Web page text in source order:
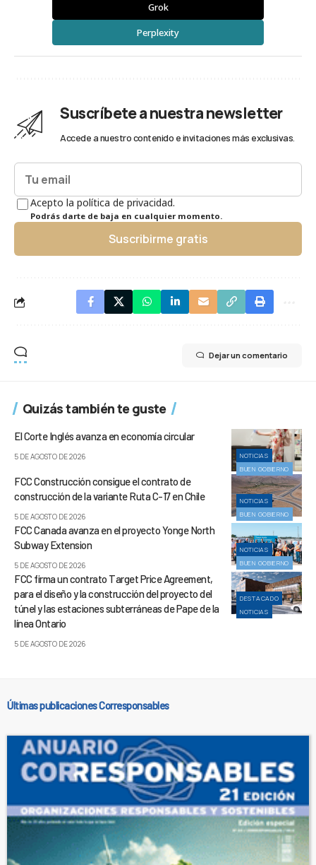
Grok
Perplexity
Suscríbete a nuestra newsletter
Accede a nuestro contenido e invitaciones más exclusivas.
Acepto la política de privacidad.
Podrás darte de baja en cualquier momento.
Suscribirme gratis
Dejar un comentario
Quizás también te guste
NOTICIAS
BUEN GOBIERNO
El Corte Inglés avanza en economía circular
5 DE AGOSTO DE 2026
NOTICIAS
BUEN GOBIERNO
FCC Construcción consigue el contrato de
construcción de la variante Ruta C-17 en Chile
5 DE AGOSTO DE 2026
NOTICIAS
BUEN GOBIERNO
FCC Canada avanza en el proyecto Yonge North
Subway Extension
5 DE AGOSTO DE 2026
DESTACADO
NOTICIAS
FCC firma un contrato Target Price Agreement,
para el diseño y la construcción del proyecto del
túnel y las estaciones subterráneas de Pape de la
línea Ontario
5 DE AGOSTO DE 2026
Últimas publicaciones Corresponsables